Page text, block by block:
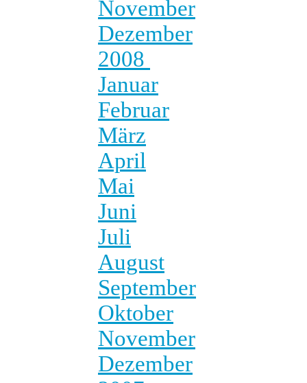
November
Dezember
2008
Januar
Februar
März
April
Mai
Juni
Juli
August
September
Oktober
November
Dezember